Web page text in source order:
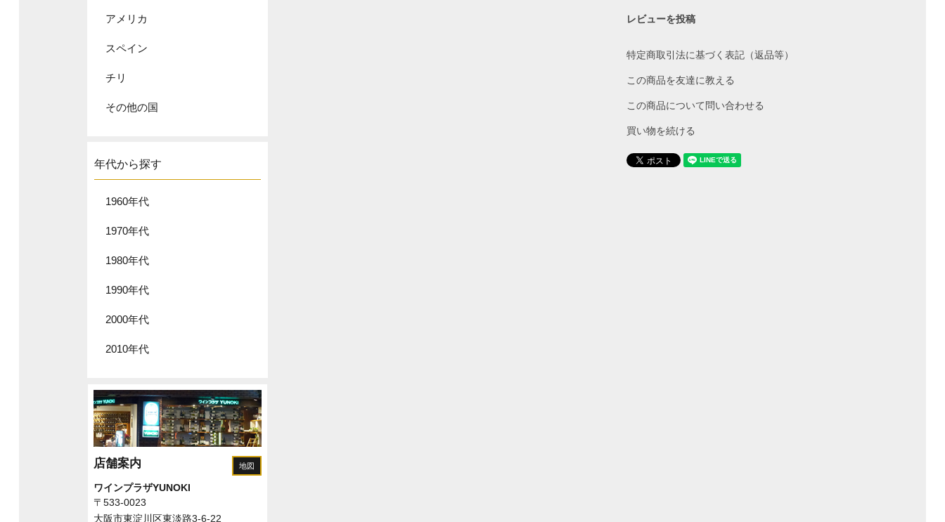
レビューを投稿
特定商取引法に基づく表記（返品等）
この商品を友達に教える
この商品について問い合わせる
買い物を続ける
アメリカ
スペイン
チリ
その他の国
年代から探す
1960年代
1970年代
1980年代
1990年代
2000年代
2010年代
店舗案内 地図
ワインプラザYUNOKI
〒533-0023
大阪市東淀川区東淡路3-6-22